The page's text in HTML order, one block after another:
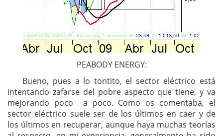
PEABODY ENERGY:
Bueno, pues a lo tontito, el sector eléctrico está
intentando zafarse del pobre aspecto que tiene, y va
mejorando poco a poco. Como os comentaba, el
sector eléctrico suele ser de los últimos en caer y de
los últimos en recuperar, aunque haya muchas teorías